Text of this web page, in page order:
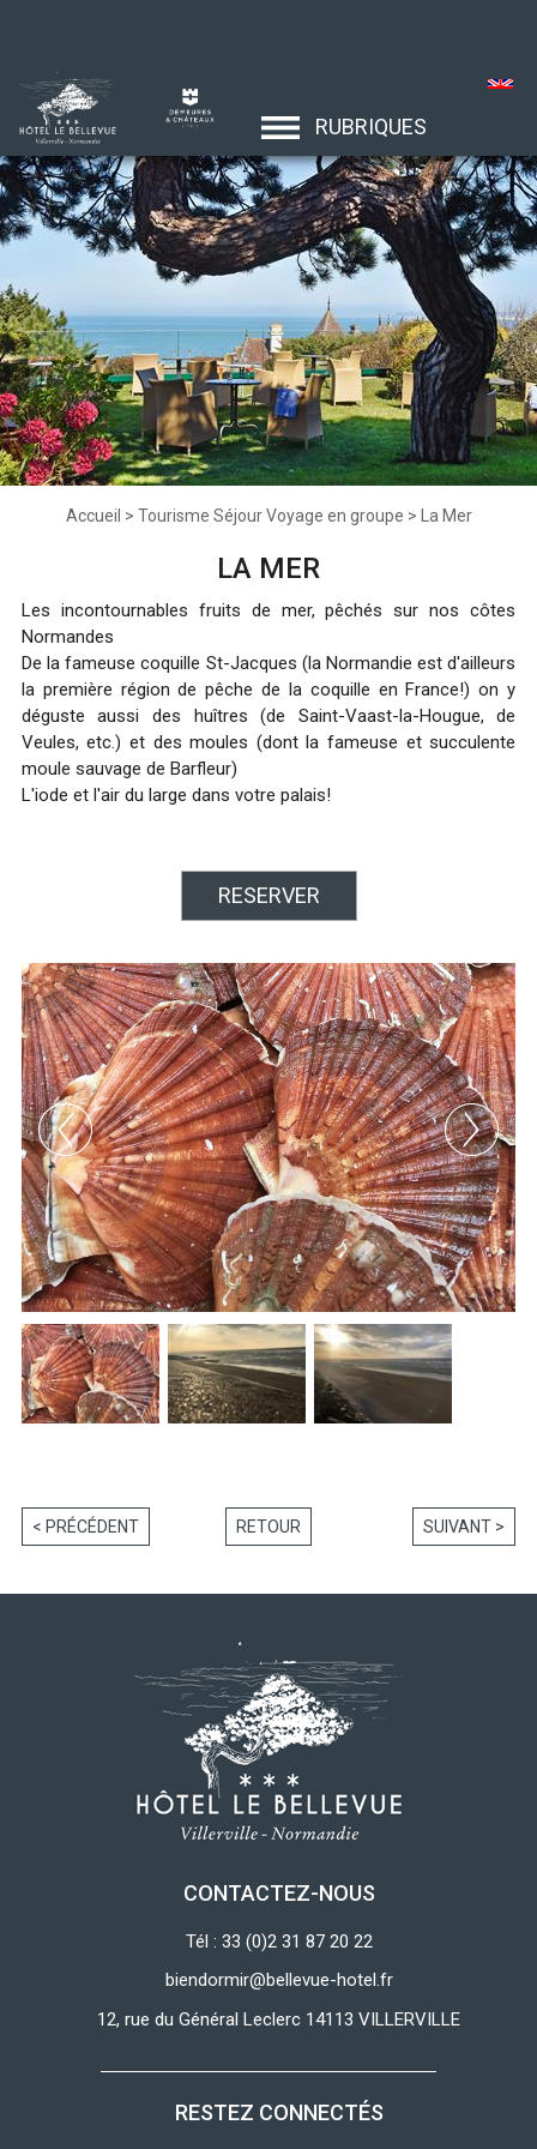
RUBRIQUES
Accueil > Tourisme Séjour Voyage en groupe > La Mer
LA MER
Les incontournables fruits de mer, pêchés sur nos côtes
Normandes
De la fameuse coquille St-Jacques (la Normandie est d'ailleurs
la première région de pêche de la coquille en France!) on y
déguste aussi des huîtres (de Saint-Vaast-la-Hougue, de
Veules, etc.) et des moules (dont la fameuse et succulente
moule sauvage de Barfleur)
L'iode et l'air du large dans votre palais!
RESERVER
SUIVANT >
< PRÉCÉDENT RETOUR
CONTACTEZ-NOUS
Tél : 33 (0)2 31 87 20 22
biendormir@bellevue-hotel.fr
12, rue du Général Leclerc 14113 VILLERVILLE
RESTEZ CONNECTÉS